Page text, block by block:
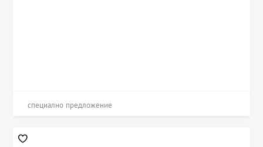
специално предложение